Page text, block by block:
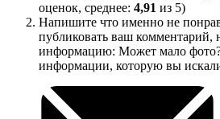
оценок, среднее: 4,91 из 5)
Напишите что именно не
публиковать ваш комментарий,
информацию: Может мало
информации, которую вы